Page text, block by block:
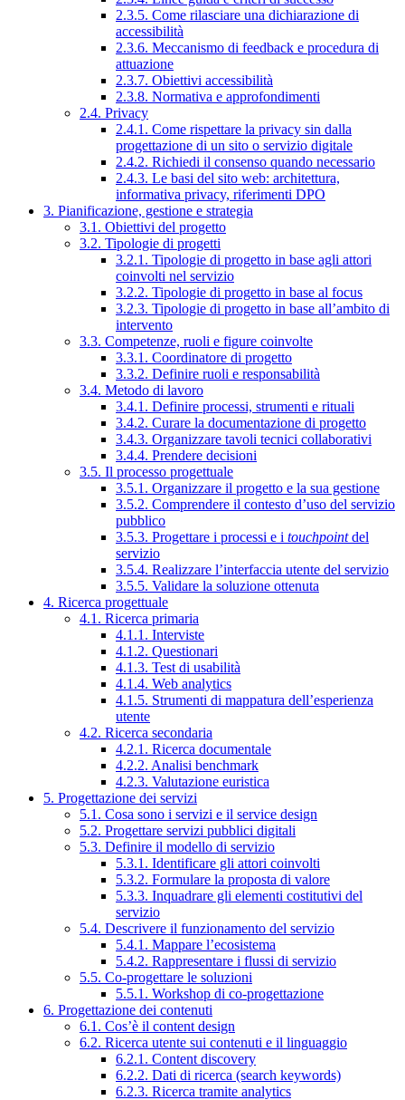
2.3.5. Come rilasciare una dichiarazione di
accessibilità
2.3.6. Meccanismo di feedback e procedura di
attuazione
2.3.7. Obiettivi accessibilità
2.3.8. Normativa e approfondimenti
2.4. Privacy
2.4.1. Come rispettare la privacy sin dalla
progettazione di un sito o servizio digitale
2.4.2. Richiedi il consenso quando necessario
2.4.3. Le basi del sito web: architettura,
informativa privacy, riferimenti DPO
3. Pianificazione, gestione e strategia
3.1. Obiettivi del progetto
3.2. Tipologie di progetti
3.2.1. Tipologie di progetto in base agli attori
coinvolti nel servizio
3.2.2. Tipologie di progetto in base al focus
3.2.3. Tipologie di progetto in base all’ambito di
intervento
3.3. Competenze, ruoli e figure coinvolte
3.3.1. Coordinatore di progetto
3.3.2. Definire ruoli e responsabilità
3.4. Metodo di lavoro
3.4.1. Definire processi, strumenti e rituali
3.4.2. Curare la documentazione di progetto
3.4.3. Organizzare tavoli tecnici collaborativi
3.4.4. Prendere decisioni
3.5. Il processo progettuale
3.5.1. Organizzare il progetto e la sua gestione
3.5.2. Comprendere il contesto d’uso del servizio
pubblico
3.5.3. Progettare i processi e i touchpointdel
servizio
3.5.4. Realizzare l’interfaccia utente del servizio
3.5.5. Validare la soluzione ottenuta
4. Ricerca progettuale
4.1. Ricerca primaria
4.1.1. Interviste
4.1.2. Questionari
4.1.3. Test di usabilità
4.1.4. Web analytics
4.1.5. Strumenti di mappatura dell’esperienza
utente
4.2. Ricerca secondaria
4.2.1. Ricerca documentale
4.2.2. Analisi benchmark
4.2.3. Valutazione euristica
5. Progettazione dei servizi
5.1. Cosa sono i servizi e il service design
5.2. Progettare servizi pubblici digitali
5.3. Definire il modello di servizio
5.3.1. Identificare gli attori coinvolti
5.3.2. Formulare la proposta di valore
5.3.3. Inquadrare gli elementi costitutivi del
servizio
5.4. Descrivere il funzionamento del servizio
5.4.1. Mappare l’ecosistema
5.4.2. Rappresentare i flussi di servizio
5.5. Co-progettare le soluzioni
5.5.1. Workshop di co-progettazione
6. Progettazione dei contenuti
6.1. Cos’è il content design
6.2. Ricerca utente sui contenuti e il linguaggio
6.2.1. Content discovery
6.2.2. Dati di ricerca (search keywords)
6.2.3. Ricerca tramite analytics